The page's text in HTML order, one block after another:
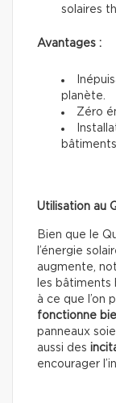
solaires
Avantages :
planète.
Zéro
bâtiments.
Utilisation au
Bien que le
l’énergie
augmente,
les bâtiments
à ce que l’on
fonctionne
panneaux
aussi des
encourager